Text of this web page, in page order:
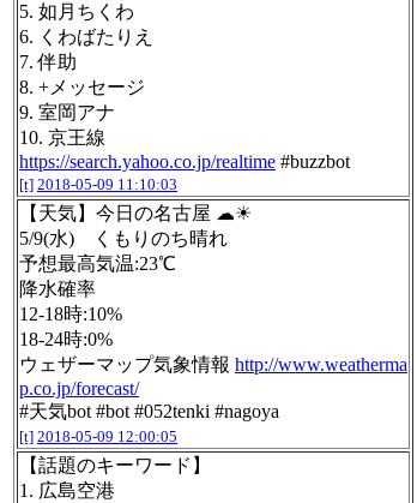
5. 如月ちくわ
6. くわばたりえ
7. 伴助
8. +メッセージ
9. 室岡アナ
10. 京王線
https://search.yahoo.co.jp/realtime #buzzbot
[t] 2018-05-09 11:10:03
【天気】今日の名古屋 ☁☀
5/9(水) くもりのち晴れ
予想最高気温:23℃
降水確率
12-18時:10%
18-24時:0%
ウェザーマップ気象情報 http://www.weatherma
p.co.jp/forecast/
#天気bot #bot #052tenki #nagoya
[t] 2018-05-09 12:00:05
【話題のキーワード】
1. 広島空港